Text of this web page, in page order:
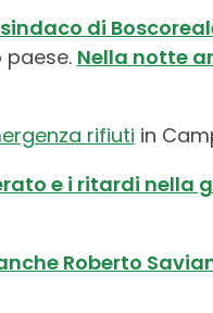
di
paese. Nella notte
rifiuti in
e i ritardi nella
Roberto